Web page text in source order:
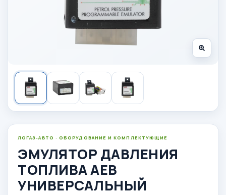
ЛОГАЗ-АВТО · ОБОРУДОВАНИЕ И КОМПЛЕКТУЮЩИЕ
ЭМУЛЯТОР ДАВЛЕНИЯ
ТОПЛИВА АЕВ
УНИВЕРСАЛЬНЫЙ